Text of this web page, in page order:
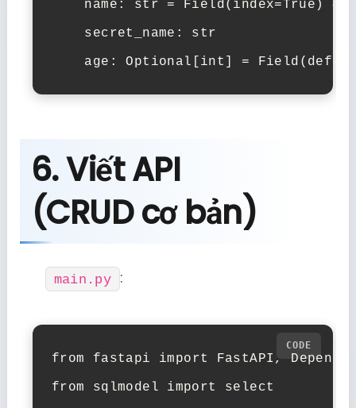
    name:
str = Field(index=True ) #
    secret_name:
str
    age:
Optional int ] =
6. Viết API
(CRUD cơ bản)
main.py :
from fastapi import
from sqlmodel import